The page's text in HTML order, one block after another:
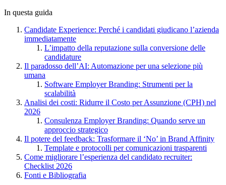
In questa guida
Candidate Experience: Perché i candidati giudicano l’azienda
immediatamente
L’impatto della reputazione sulla conversione delle
candidature
Il paradosso dell’AI: Automazione per una selezione più
umana
Software Employer Branding: Strumenti per la
scalabilità
Analisi dei costi: Ridurre il Costo per Assunzione (CPH) nel
2026
Consulenza Employer Branding: Quando serve un
approccio strategico
Il potere del feedback: Trasformare il ‘No’ in Brand Affinity
Template e protocolli per comunicazioni trasparenti
Come migliorare l’esperienza del candidato recruiter:
Checklist 2026
Fonti e Bibliografia